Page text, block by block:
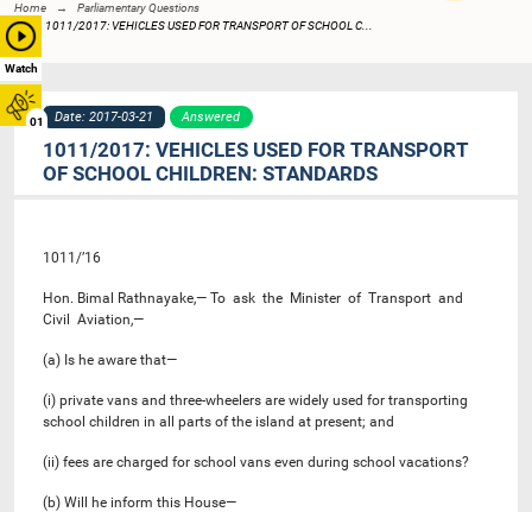
Watch
01
Home
Parliamentary Questions
1011/2017: VEHICLES USED FOR TRANSPORT OF SCHOOL C...
Date: 2017-03-21 Answered
1011/2017: VEHICLES USED FOR TRANSPORT
OF SCHOOL CHILDREN: STANDARDS
1011/’16
Hon. Bimal Rathnayake,— To ask the Minister of Transport and
Civil Aviation,—
(a) Is he aware that—
(i) private vans and three-wheelers are widely used for transporting
school children in all parts of the island at present; and
(ii) fees are charged for school vans even during school vacations?
(b) Will he inform this House—